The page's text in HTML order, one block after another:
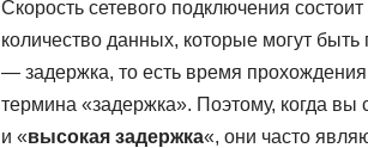
Скорость сетевого подключения
количество данных, которые могут
— задержка, то есть время
термина «задержка». Поэтому, когда
и «высокая задержка«, они часто